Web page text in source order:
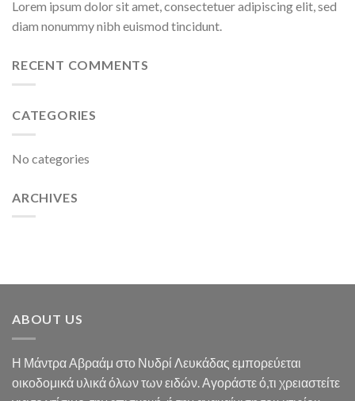
Lorem ipsum dolor sit amet, consectetuer adipiscing elit, sed
diam nonummy nibh euismod tincidunt.
RECENT COMMENTS
CATEGORIES
No categories
ARCHIVES
ABOUT US
Η Μάντρα Αβραάμ στο Νυδρί Λευκάδας εμπορεύεται
οικοδομικά υλικά όλων των ειδών. Αγοράστε ό,τι χρειαστείτε